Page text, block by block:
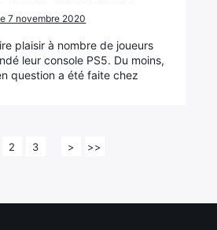
7 novembre 2020
plaisir à nombre de joueurs
leur console PS5. Du moins,
question a été faite chez
2 3 > >>